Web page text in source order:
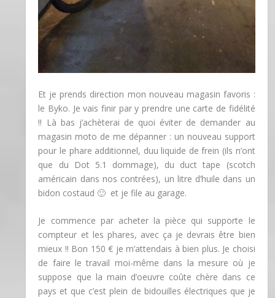
Et je prends direction mon nouveau magasin favoris :
le Byko. Je vais finir par y prendre une carte de fidélité
!! Là bas j’achèterai de quoi éviter de demander au
magasin moto de me dépanner : un nouveau support
pour le phare additionnel, duu liquide de frein (ils n’ont
que du Dot 5.1 dommage), du duct tape (scotch
américain dans nos contrées), un litre d’huile dans un
bidon costaud 🙂 et je file au garage.
Je commence par acheter la pièce qui supporte le
compteur et les phares, avec ça je devrais être bien
mieux !! Bon 150 € je m’attendais à bien plus. Je choisi
de faire le travail moi-même dans la mesure où je
suppose que la main d’oeuvre coûte chère dans ce
pays et que c’est plein de bidouilles électriques que je